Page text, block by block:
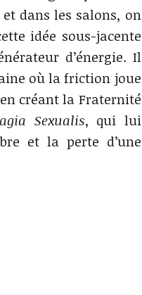
dans les salons, on
idée sous-jacente
d’énergie. Il
où la friction joue
créant la Fraternité
Sexualis, qui lui
et la perte d’une